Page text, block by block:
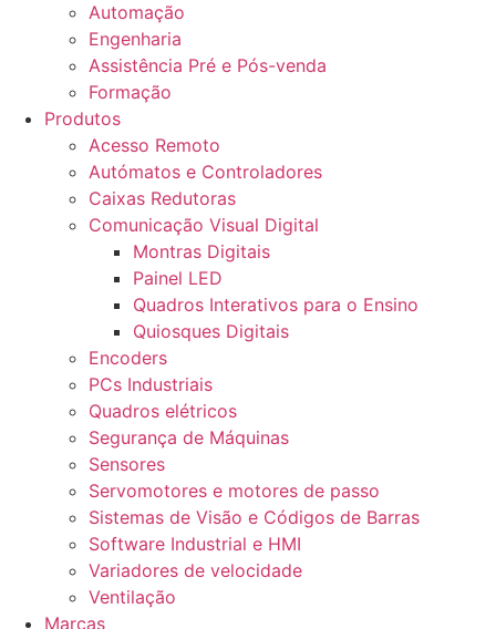
Automação
Engenharia
Assistência Pré e Pós-venda
Formação
Produtos
Acesso Remoto
Autómatos e Controladores
Caixas Redutoras
Comunicação Visual Digital
Montras Digitais
Painel LED
Quadros Interativos para o Ensino
Quiosques Digitais
Encoders
PCs Industriais
Quadros elétricos
Segurança de Máquinas
Sensores
Servomotores e motores de passo
Sistemas de Visão e Códigos de Barras
Software Industrial e HMI
Variadores de velocidade
Ventilação
Marcas